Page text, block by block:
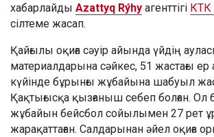
хабарлайды Azattyq Rýhy агенттігі КТК
сілтеме жасап.
Қайғылы оқиға сәуір айында үйдің
материалдарына сәйкес, 51 жастағы
күйінде бұрынғы жұбайына шабуыл
Қақтығысқа қызғаныш себеп болған. Ол
жұбайын бейсбол сойылымен 27 рет
жарақаттаған. Салдарынан әйел оқиға